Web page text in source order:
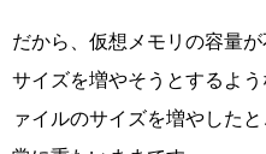
だから、仮想メモリの容量
サイズを増やそうとするよ
ァイルのサイズを増やした